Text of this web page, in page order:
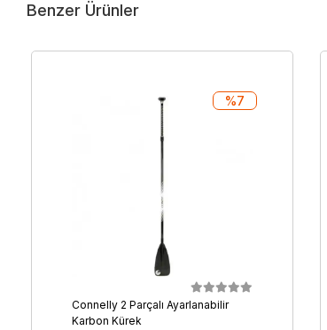
Benzer Ürünler
Connelly 2 Parçalı Ayarlanabilir
Karbon Kürek
%7